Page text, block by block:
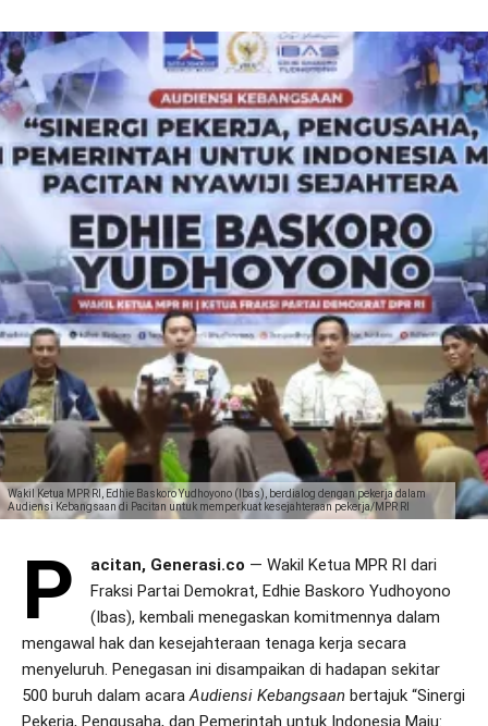
Wakil Ketua MPR RI, Edhie Baskoro Yudhoyono (Ibas), berdialog dengan pekerja dalam
Audiensi Kebangsaan di Pacitan untuk memperkuat kesejahteraan pekerja/MPR RI
P acitan, Generasi.co — Wakil Ketua MPR RI dari
Fraksi Partai Demokrat, Edhie Baskoro Yudhoyono
(Ibas), kembali menegaskan komitmennya dalam
mengawal hak dan kesejahteraan tenaga kerja secara
menyeluruh. Penegasan ini disampaikan di hadapan sekitar
500 buruh dalam acaraAudiensi Kebangsaan bertajuk “Sinergi
Pekerja, Pengusaha, dan Pemerintah untuk Indonesia Maju: